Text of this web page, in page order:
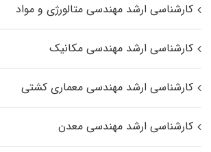
کارشناسی ارشد مهندسی متالورژی و مواد
کارشناسی ارشد مهندسی مکانیک
کارشناسی ارشد مهندسی معماری کشتی
کارشناسی ارشد مهندسی معدن